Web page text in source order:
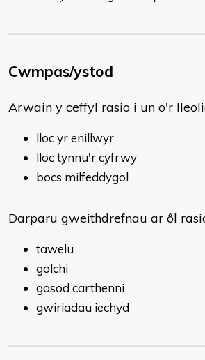
Cwmpas/ystod
Arwain y ceffyl rasio i un o'r
lloc yr enillwyr
lloc tynnu'r cyfrwy
bocs milfeddygol
Darparu gweithdrefnau ar ôl
tawelu
golchi
gosod carthenni
gwiriadau iechyd